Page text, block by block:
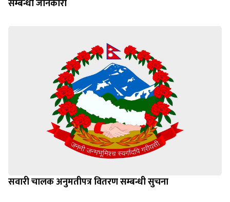
सम्बन्धी जानकारी
सवारी चालक अनुमतीपत्र वितरण सम्बन्धी सुचना